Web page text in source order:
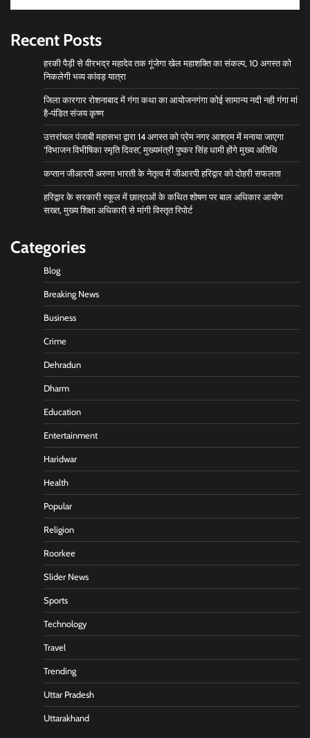
Recent Posts
हरकी पैड़ी से वीरभद्र महादेव तक गूंजेगा खेल महाशक्ति का संकल्प, 10 अगस्त को
निकलेगी भव्य कांवड़ यात्रा
जिला कारगार रोशनाबाद में गंगा कथा का आयोजनगंगा कोई सामान्य नदी नही गंगा मां
है-पंडित संजय कृष्ण
उत्तरांचल पंजाबी महासभा द्वारा 14 अगस्त को प्रेम नगर आश्रम में मनाया जाएगा
‘विभाजन विभीषिका स्मृति दिवस’, मुख्यमंत्री पुष्कर सिंह धामी होंगे मुख्य अतिथि
कप्तान जीआरपी अरुणा भारती के नेतृत्व में जीआरपी हरिद्वार को दोहरी सफलता
हरिद्वार के सरकारी स्कूल में छात्राओं के कथित शोषण पर बाल अधिकार आयोग
सख्त, मुख्य शिक्षा अधिकारी से मांगी विस्तृत रिपोर्ट
Categories
Blog
Breaking News
Business
Crime
Dehradun
Dharm
Education
Entertainment
Haridwar
Health
Popular
Religion
Roorkee
Slider News
Sports
Technology
Travel
Trending
Uttar Pradesh
Uttarakhand